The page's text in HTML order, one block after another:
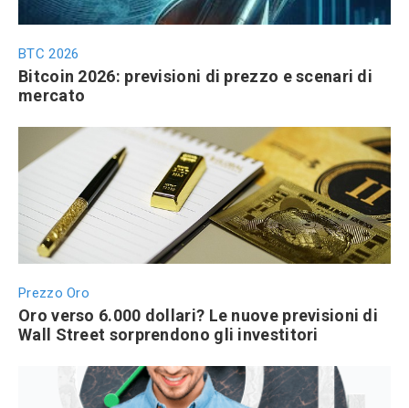
BTC 2026
Bitcoin 2026: previsioni di prezzo e scenari di
mercato
Prezzo Oro
Oro verso 6.000 dollari? Le nuove previsioni di
Wall Street sorprendono gli investitori